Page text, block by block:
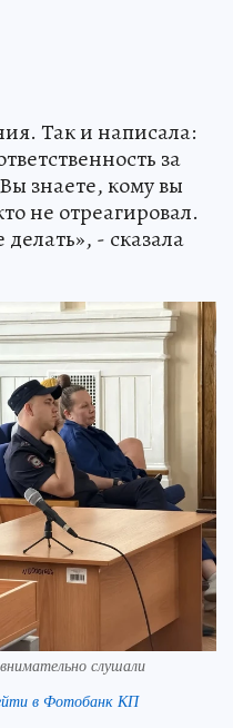
Так и написала:
за
знаете, кому вы
не отреагировал.
- сказала
слушали
в Фотобанк КП